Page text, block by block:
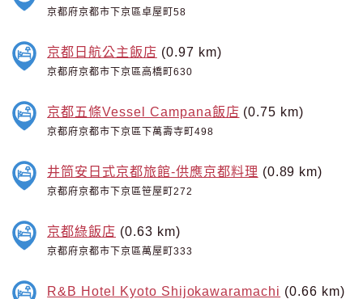
京都府京都市下京區卓屋町58
京都日航公主飯店 (0.97 km)
京都府京都市下京區高橋町630
京都五條Vessel Campana飯店 (0.75 km)
京都府京都市下京區下萬壽寺町498
井筒安日式京都旅館-供應京都料理 (0.89 km)
京都府京都市下京區笹屋町272
京都綠飯店 (0.63 km)
京都府京都市下京區萬屋町333
R&B Hotel Kyoto Shijokawaramachi (0.66 km)